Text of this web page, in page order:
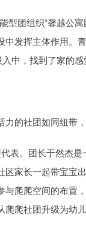
团组织“馨越公
发挥主体作用。
中，找到了家的感
的社团如同纽带
表。团长于然杰是
家长一起带宝宝
爬爬空间的布置
爬社团升级为幼